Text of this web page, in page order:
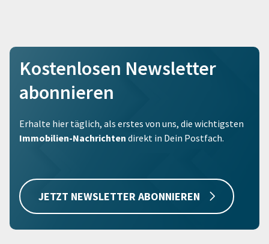
Kostenlosen Newsletter
abonnieren
Erhalte hier täglich, als erstes von uns, die wichtigsten
Immobilien-Nachrichten direkt in Dein Postfach.
JETZT NEWSLETTER ABONNIEREN